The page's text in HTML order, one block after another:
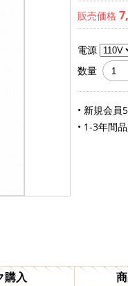
販売価格
電源
数量
• 新規会員
• 1-3年間
購入